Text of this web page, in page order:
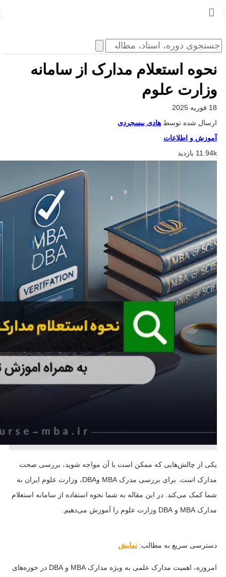
نحوه استعلام مدارک از سامانه
وزارت علوم
18 فوریه 2025
ارسال شده توسط هادی بیسجردی
آموزش و اطلاعات
11.94k بازدید
یکی از چالش‌هایی که ممکن است با آن مواجه شوید، بررسی صحت
مدارک است. برای بررسی مدرک MBA وDBA، وزارت علوم ایران به
شما کمک می‌کند. در این مقاله به شما نحوه استفاده از سامانه استعلام
مدارک MBA و DBA وزارت علوم را آموزش می‌دهیم.
دسترسی سریع به مطالب: نمایش
امروزه، اهمیت مدارک علمی به ویژه مدارک MBA و DBA در حوزه‌های